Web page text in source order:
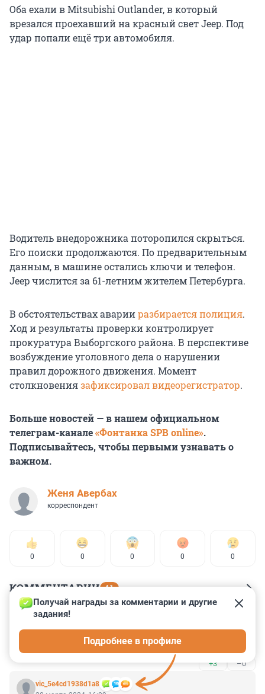
Оба ехали в Mitsubishi Outlander, в который
врезался проехавший на красный свет Jeep. Под
удар попали ещё три автомобиля.
Водитель внедорожника поторопился скрыться.
Его поиски продолжаются. По предварительным
данным, в машине остались ключи и телефон.
Jeep числится за 61-летним жителем Петербурга.
В обстоятельствах аварииразбирается полиция.
Ход и результаты проверки контролирует
прокуратура Выборгского района. В перспективе
возбуждение уголовного дела о нарушении
правил дорожного движения. Момент
столкновениязафиксировал видеорегистратор.
Больше новостей — в нашем официальном
телеграм-канале«Фонтанка SPB online».
Подписывайтесь, чтобы первыми узнавать о
важном.
Женя Авербах
корреспондент
0 0 0 0 0
КОММЕНТАРИИ 41
Гость
Что там с водителем мерса с пяти углов?
+3 –0
vic_5e4cd1938d1a8
Получай награды за комментарии и другие
задания!
Подробнее в профиле